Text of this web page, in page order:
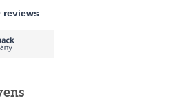
reviews